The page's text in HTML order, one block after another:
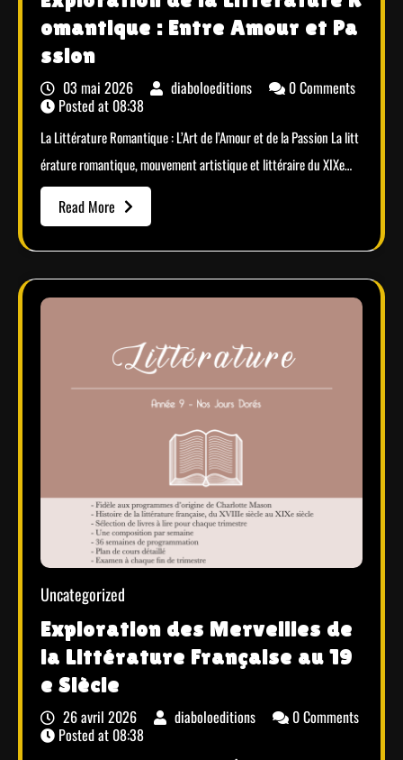
omantique : Entre Amour et Pa
ssion
03 mai 2026 diaboloeditions
0 Comments
Posted at 08:38
La Littérature Romantique : L’Art de l’Amour et de la Passion La litt
érature romantique, mouvement artistique et littéraire du XIXe…
Read More
Uncategorized
Exploration des Merveilles de
la Littérature Française au 19
e Siècle
26 avril 2026 diaboloeditions
0 Comments
Posted at 08:38